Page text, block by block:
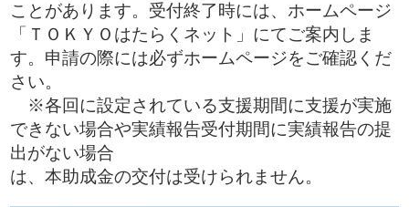
ことがあります。受付終了時には、ホームページ
「ＴＯＫＹＯはたらくネット」にてご案内しま
す。申請の際には必ずホームページをご確認くだ
さい。
※各回に設定されている支援期間に支援が実施
できない場合や実績報告受付期間に実績報告の提
出がない場合
は、本助成金の交付は受けられません。